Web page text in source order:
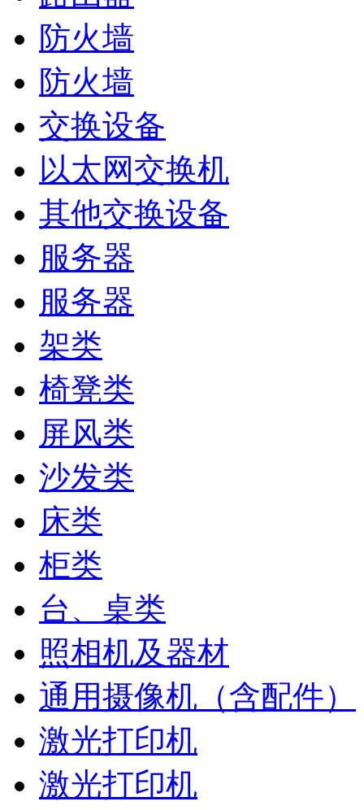
防火墙
防火墙
交换设备
以太网交换机
其他交换设备
服务器
服务器
架类
椅凳类
屏风类
沙发类
床类
柜类
台、桌类
照相机及器材
通用摄像机（含配件）
激光打印机
激光打印机